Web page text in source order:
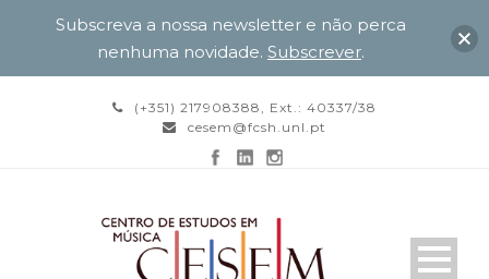
(+351) 217908388, Ext.: 40337/38
cesem@fcsh.unl.pt
Subscreva a nossa newsletter e não perca
nenhuma novidade. Subscrever.